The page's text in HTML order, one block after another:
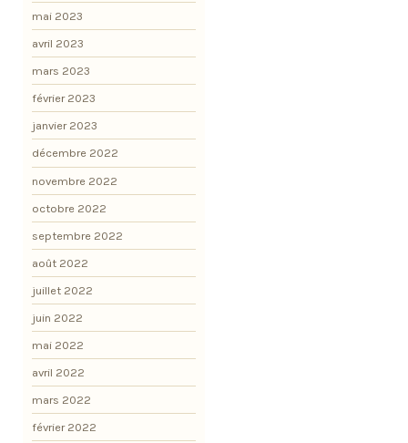
mai 2023
avril 2023
mars 2023
février 2023
janvier 2023
décembre 2022
novembre 2022
octobre 2022
septembre 2022
août 2022
juillet 2022
juin 2022
mai 2022
avril 2022
mars 2022
février 2022